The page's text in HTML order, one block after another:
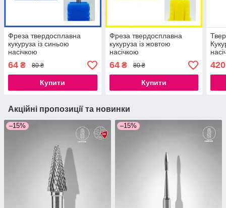
Фреза твердосплавна
кукуруза із синьою
насічкою
64 ₴ 80 ₴
Купити
Фреза твердосплавна
кукуруза із жовтою
насічкою
64₴ 80 ₴
Купити
Акційні пропозиції та новинки
–15% –15%